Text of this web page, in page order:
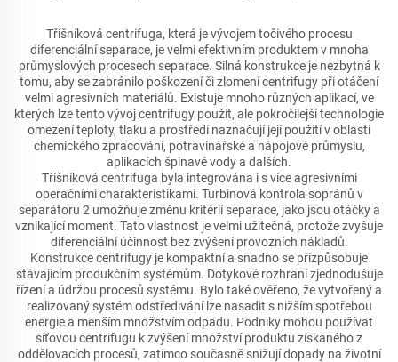
Tříšníková centrifuga, která je vývojem točivého procesu
diferenciální separace, je velmi efektivním produktem v mnoha
průmyslových procesech separace. Silná konstrukce je nezbytná k
tomu, aby se zabránilo poškození či zlomení centrifugy při otáčení
velmi agresivních materiálů. Existuje mnoho různých aplikací, ve
kterých lze tento vývoj centrifugy použít, ale pokročilejší technologie
omezení teploty, tlaku a prostředí naznačují její použití v oblasti
chemického zpracování, potravinářské a nápojové průmyslu,
aplikacích špinavé vody a dalších.
Tříšníková centrifuga byla integrována i s více agresivními
operačními charakteristikami. Turbinová kontrola sopránů v
separátoru 2 umožňuje změnu kritérií separace, jako jsou otáčky a
vznikající moment. Tato vlastnost je velmi užitečná, protože zvyšuje
diferenciální účinnost bez zvýšení provozních nákladů.
Konstrukce centrifugy je kompaktní a snadno se přizpůsobuje
stávajícím produkčním systémům. Dotykové rozhraní zjednodušuje
řízení a údržbu procesů systému. Bylo také ověřeno, že vytvořený a
realizovaný systém odstředivání lze nasadit s nižším spotřebou
energie a menším množstvím odpadu. Podniky mohou používat
síťovou centrifugu k zvýšení množství produktu získaného z
oddělovacích procesů, zatímco současně snižují dopady na životní